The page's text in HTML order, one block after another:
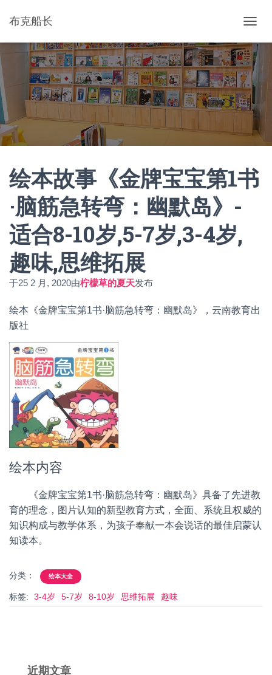
布克船长
换
导
航
绘本故事《金牌宝宝第1书
·脑筋急转弯：幽默岛》-
适合8-10岁,5-7岁,3-4岁,
趣味,思维拓展
于25 2 月, 2020由柠檬草的夏天发布
绘本《金牌宝宝第1书·脑筋急转弯：幽默岛》，云南教育出
版社
绘本内容
《金牌宝宝第1书·脑筋急转弯：幽默岛》具备了先进教
育的理念，图片认知的新型教育方式，全面、系统且权威的
知识构成与教学体系，为孩子奉献一本会说话的最佳启蒙认
知读本。
分类： 绘本大全
标签: 3-4岁 5-7岁 8-10岁 思维拓展 趣味
近期文章